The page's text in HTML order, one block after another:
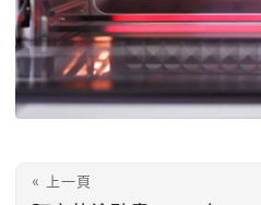
« 上一頁